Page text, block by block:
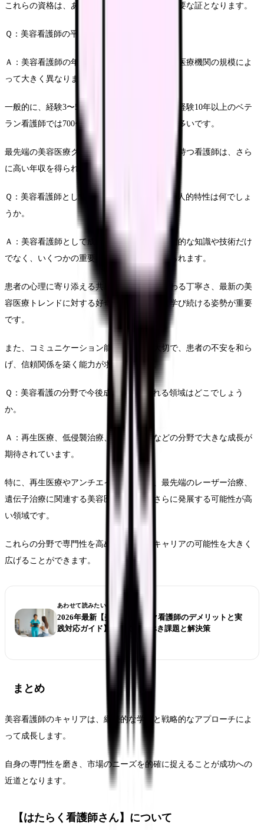
これらの資格は、あなたの専門性を証明する重要な証となります。
Ｑ：美容看護師の平均年収はどのくらいですか。
Ａ：美容看護師の年収は、経験年数や勤務地、医療機関の規模によ
って大きく異なります。
一般的に、経験3〜5年目で年収400〜600万円、経験10年以上のベテ
ラン看護師では700〜900万円程度となることが多いです。
最先端の美容医療クリニックや高度な専門性を持つ看護師は、さら
に高い年収を得られる可能性があります。
Ｑ：美容看護師として成功するために必要な個人的特性は何でしょ
うか。
Ａ：美容看護師として成功するには、単に専門的な知識や技術だけ
でなく、いくつかの重要な個人的特性が求められます。
患者の心理に寄り添える共感力、細部にこだわる丁寧さ、最新の美
容医療トレンドに対する好奇心、そして常に学び続ける姿勢が重要
です。
また、コミュニケーション能力も極めて大切で、患者の不安を和ら
げ、信頼関係を築く能力が求められます。
Ｑ：美容看護の分野で今後成長が期待される領域はどこでしょう
か。
Ａ：再生医療、低侵襲治療、個別化医療などの分野で大きな成長が
期待されています。
特に、再生医療やアンチエイジング治療、最先端のレーザー治療、
遺伝子治療に関連する美容医療は、今後さらに発展する可能性が高
い領域です。
これらの分野で専門性を高めることで、キャリアの可能性を大きく
広げることができます。
あわせて読みたい
2026年最新【美容クリニック看護師のデメリットと実
践対応ガイド】知っておくべき課題と解決策
まとめ
美容看護師のキャリアは、継続的な学びと戦略的なアプローチによ
って成長します。
自身の専門性を磨き、市場のニーズを的確に捉えることが成功への
近道となります。
【はたらく看護師さん】について